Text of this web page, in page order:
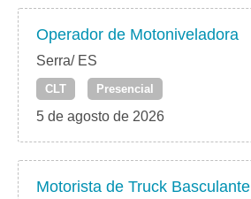
Operador de Motoniveladora
Serra/ ES
CLT Presencial
5 de agosto de 2026
Motorista de Truck Basculante